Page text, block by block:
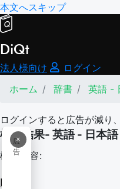
本文へスキップ
DiQt
法人様向け
ログイン
ホーム
辞書 英語 -
ログインすると広告が減り
×
広
告
検索結果- 英語 - 日本語
検索内容:
be